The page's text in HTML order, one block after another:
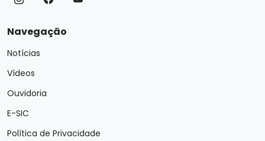
Navegação
Notícias
Vídeos
Ouvidoria
E-SIC
Política de Privacidade